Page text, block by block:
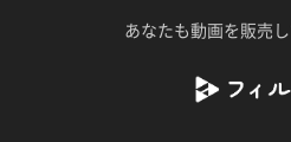
あなたも動画を販売